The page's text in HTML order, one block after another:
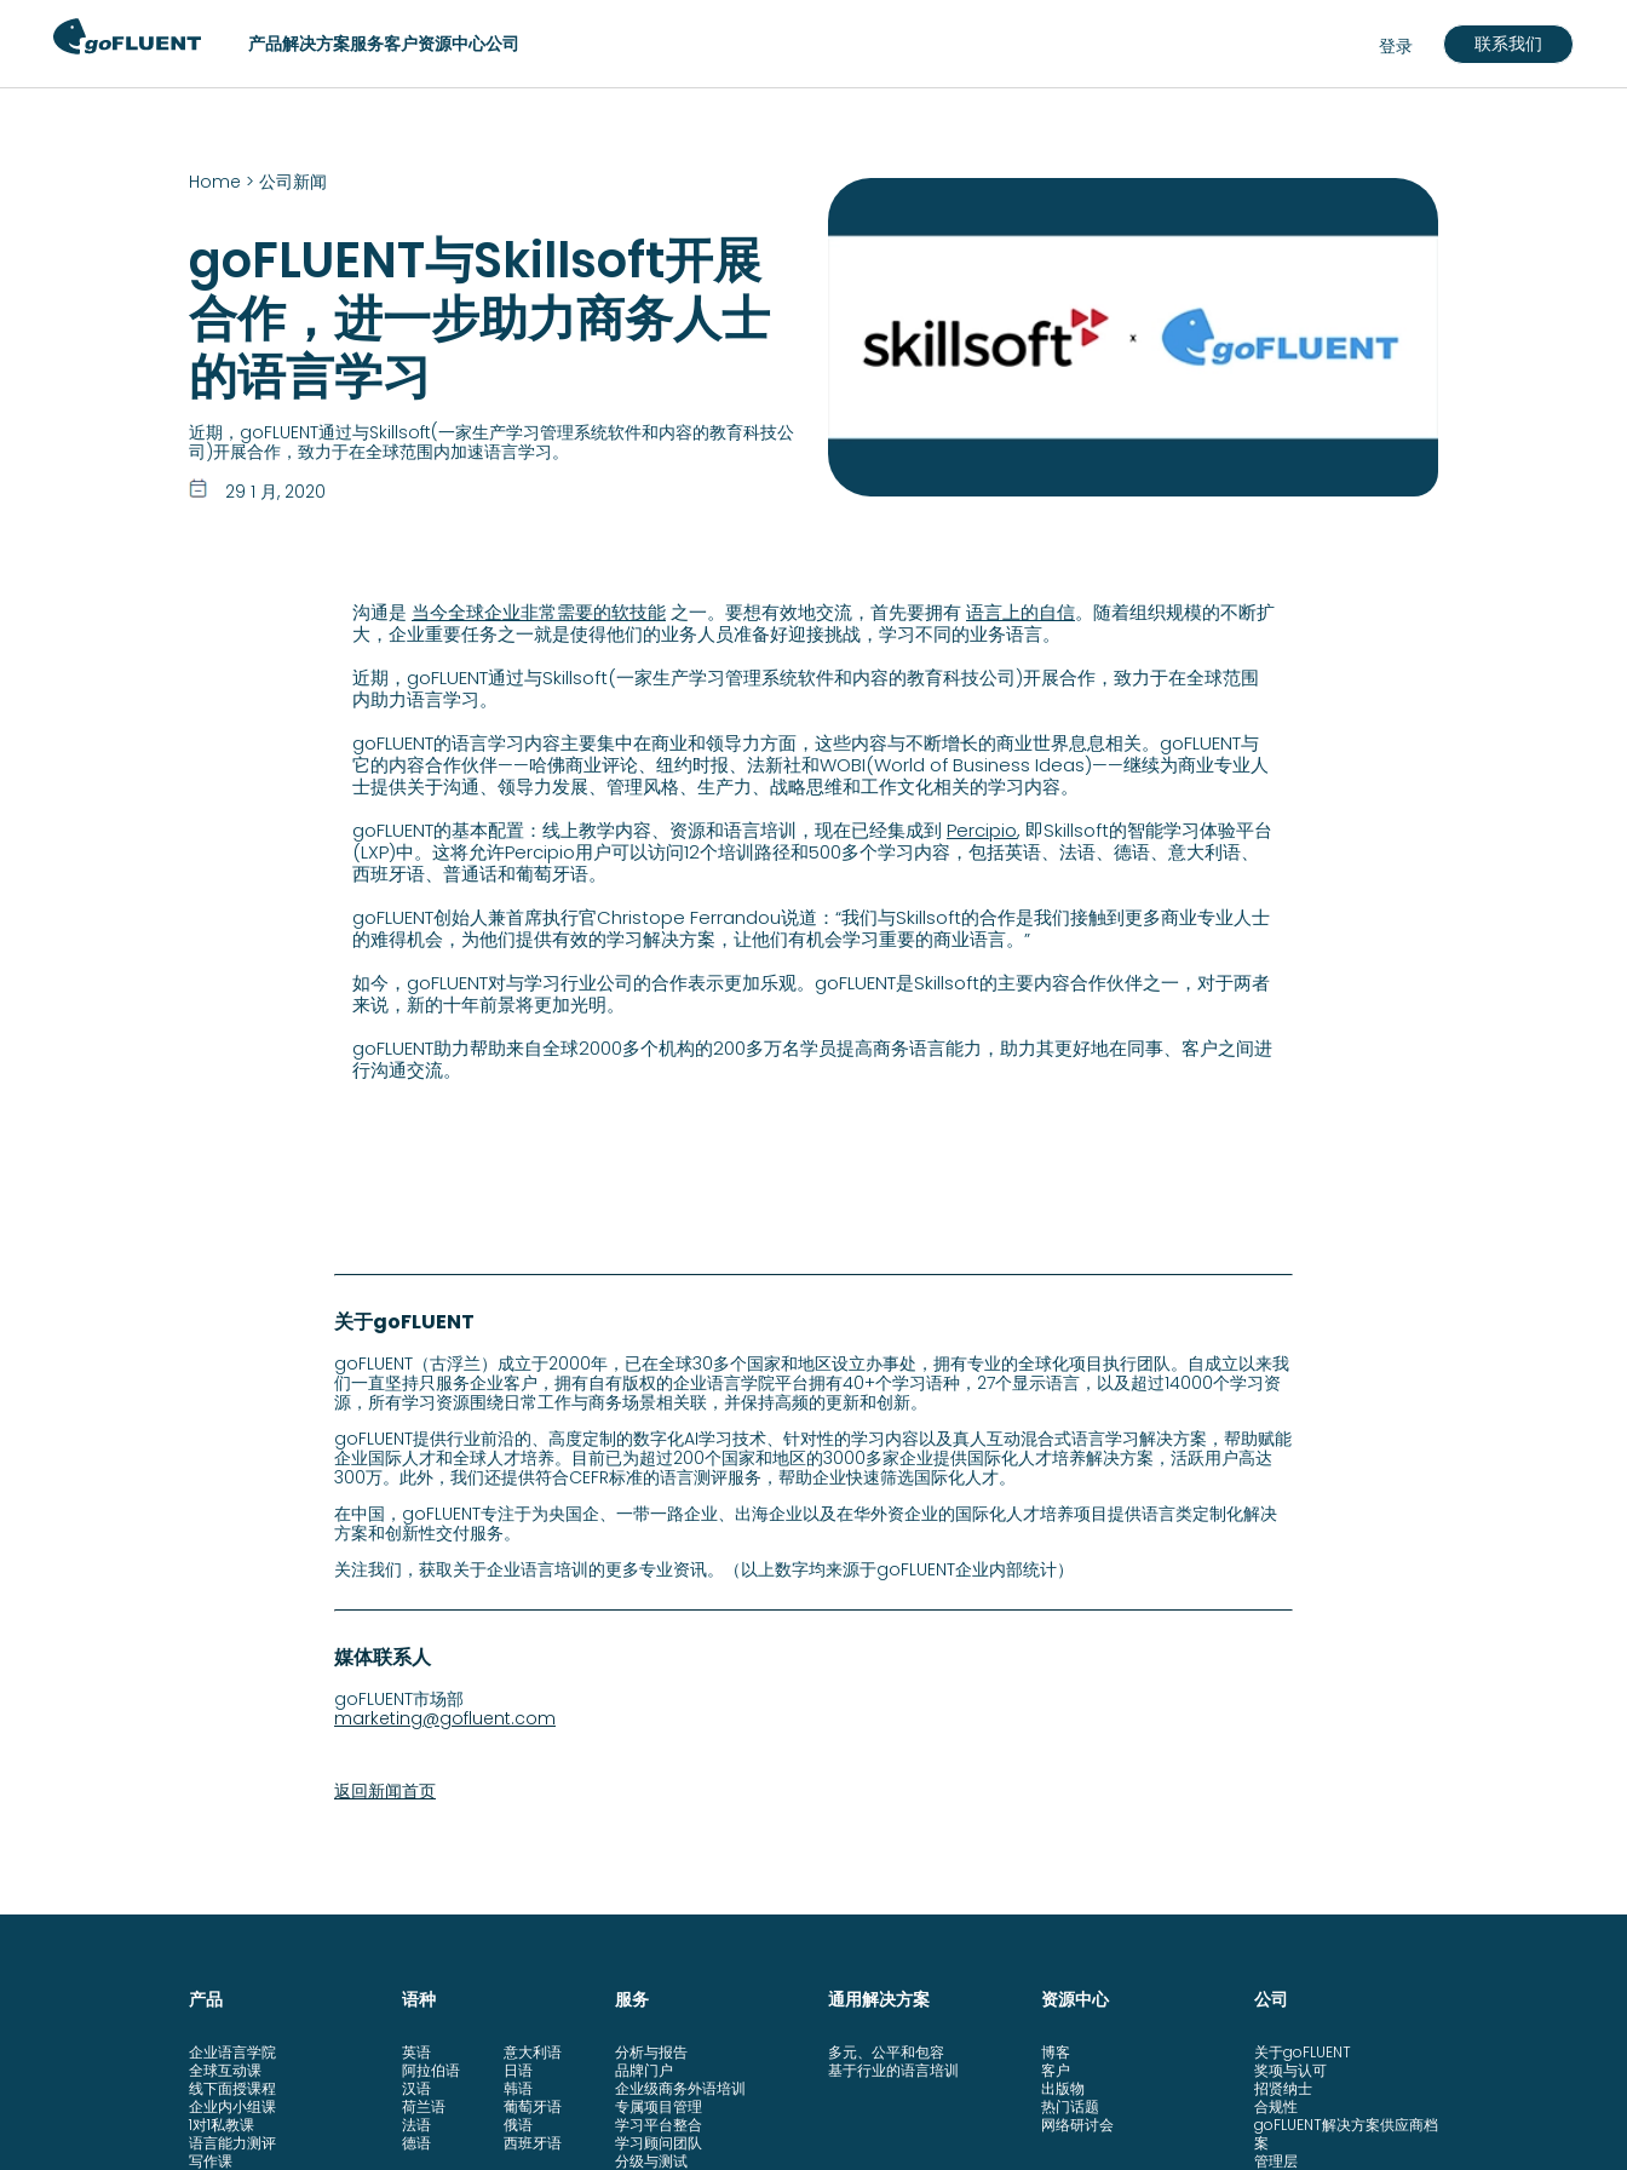
产品解决方案服务客户资源中心公司
United States (English)
Argentina (Español)
Brasil (Português)
Chile (Español)
México (Español)
Hong Kong (English)
Indonesia (English)
Philippines (English)
Singapore (English)
日本 (日本語)
EUROPE, MIDDLE EAST & AFRICA
Česká republika (English)
Deutschland (Deutsch)
España (Español)
France (Français)
Maurice (Français)
Polska (English)
Россия (Русский)
United Kingdom (English)
Suisse (Français)
登录 联系我们
Home > 公司新闻
goFLUENT与Skillsoft开展
合作，进一步助力商务人士
的语言学习
近期，goFLUENT通过与Skillsoft(一家生产学习管理系统软件和内容的教育科技公
司)开展合作，致力于在全球范围内加速语言学习。
29 1 月, 2020
沟通是 当今全球企业非常需要的软技能 之一。要想有效地交流，首先要拥有语言上的自信。随着组织规模的不断扩
大，企业重要任务之一就是使得他们的业务人员准备好迎接挑战，学习不同的业务语言。
近期，goFLUENT通过与Skillsoft(一家生产学习管理系统软件和内容的教育科技公司)开展合作，致力于在全球范围
内助力语言学习。
goFLUENT的语言学习内容主要集中在商业和领导力方面，这些内容与不断增长的商业世界息息相关。goFLUENT与
它的内容合作伙伴——哈佛商业评论、纽约时报、法新社和WOBI(World of Business Ideas)——继续为商业专业人
士提供关于沟通、领导力发展、管理风格、生产力、战略思维和工作文化相关的学习内容。
goFLUENT的基本配置：线上教学内容、资源和语言培训，现在已经集成到 Percipio, 即Skillsoft的智能学习体验平台
(LXP)中。这将允许Percipio用户可以访问12个培训路径和500多个学习内容，包括英语、法语、德语、意大利语、
西班牙语、普通话和葡萄牙语。
goFLUENT创始人兼首席执行官Christope Ferrandou说道：“我们与Skillsoft的合作是我们接触到更多商业专业人士
的难得机会，为他们提供有效的学习解决方案，让他们有机会学习重要的商业语言。”
如今，goFLUENT对与学习行业公司的合作表示更加乐观。goFLUENT是Skillsoft的主要内容合作伙伴之一，对于两者
来说，新的十年前景将更加光明。
goFLUENT助力帮助来自全球2000多个机构的200多万名学员提高商务语言能力，助力其更好地在同事、客户之间进
行沟通交流。
关于goFLUENT
goFLUENT（古浮兰）成立于2000年，已在全球30多个国家和地区设立办事处，拥有专业的全球化项目执行团队。自成立以来我
们一直坚持只服务企业客户，拥有自有版权的企业语言学院平台拥有40+个学习语种，27个显示语言，以及超过14000个学习资
源，所有学习资源围绕日常工作与商务场景相关联，并保持高频的更新和创新。
goFLUENT提供行业前沿的、高度定制的数字化AI学习技术、针对性的学习内容以及真人互动混合式语言学习解决方案，帮助赋能
企业国际人才和全球人才培养。目前已为超过200个国家和地区的3000多家企业提供国际化人才培养解决方案，活跃用户高达
300万。此外，我们还提供符合CEFR标准的语言测评服务，帮助企业快速筛选国际化人才。
在中国，goFLUENT专注于为央国企、一带一路企业、出海企业以及在华外资企业的国际化人才培养项目提供语言类定制化解决
方案和创新性交付服务。
关注我们，获取关于企业语言培训的更多专业资讯。（以上数字均来源于goFLUENT企业内部统计）
媒体联系人
goFLUENT市场部
marketing@gofluent.com
返回新闻首页
产品
企业语言学院
全球互动课
线下面授课程
企业内小组课
1对1私教课
语言能力测评
写作课
语种
英语
阿拉伯语
汉语
荷兰语
法语
德语
意大利语
日语
韩语
葡萄牙语
俄语
西班牙语
服务
分析与报告
品牌门户
企业级商务外语培训
专属项目管理
学习平台整合
学习顾问团队
分级与测试
通用解决方案
多元、公平和包容
基于行业的语言培训
资源中心
博客
客户
出版物
热门话题
网络研讨会
公司
关于goFLUENT
奖项与认可
招贤纳士
合规性
goFLUENT解决方案供应商档
案
管理层